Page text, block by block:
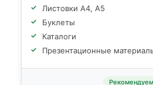
Листовки А4, А5
Буклеты
Каталоги
Презентационные
Рекомендуем